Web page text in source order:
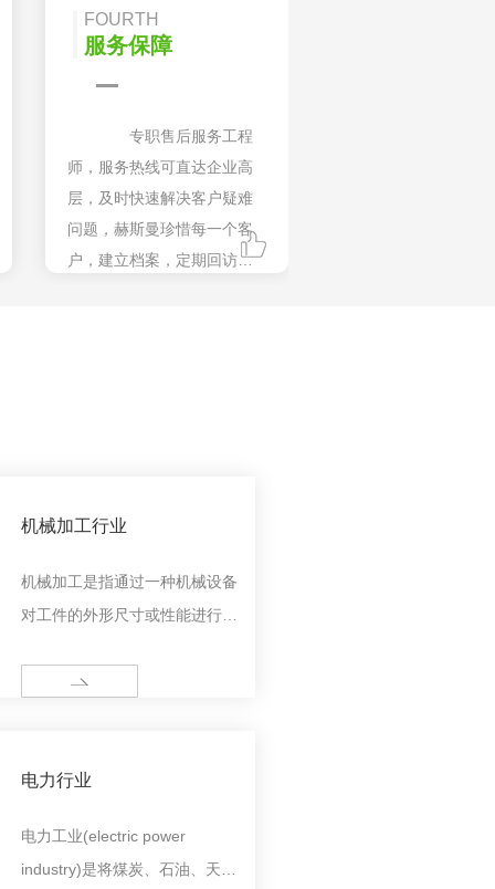
FOURTH
服务保障
专职售后服务工程
师，服务热线可直达企业高
层，及时快速解决客户疑难
问题，赫斯曼珍惜每一个客
户，建立档案，定期回访，
机械加工行业
机械加工是指通过一种机械设备
对工件的外形尺寸或性能进行改
可分为切削加工和压力加工。
MORE
电力行业
电力工业(electric power
industry)是将煤炭、石油、天然